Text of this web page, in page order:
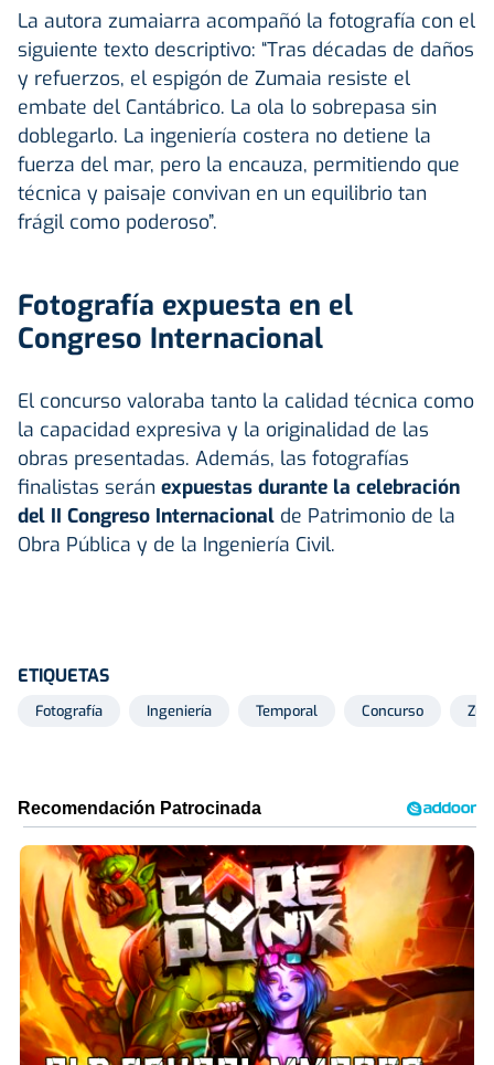
La autora zumaiarra acompañó la fotografía con el
siguiente texto descriptivo: “Tras décadas de daños
y refuerzos, el espigón de Zumaia resiste el
embate del Cantábrico. La ola lo sobrepasa sin
doblegarlo. La ingeniería costera no detiene la
fuerza del mar, pero la encauza, permitiendo que
técnica y paisaje convivan en un equilibrio tan
frágil como poderoso”.
Fotografía expuesta en el
Congreso Internacional
El concurso valoraba tanto la calidad técnica como
la capacidad expresiva y la originalidad de las
obras presentadas. Además, las fotografías
finalistas serán expuestas durante la celebración
del II Congreso Internacional de Patrimonio de la
Obra Pública y de la Ingeniería Civil.
ETIQUETAS
Fotografía Ingeniería Temporal Concurso